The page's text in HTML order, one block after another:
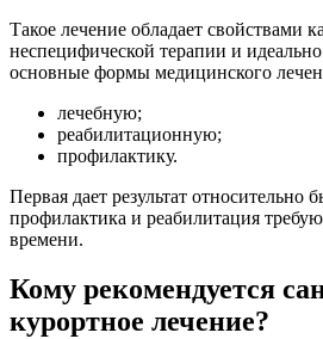
Такое лечение обладает свойствами
неспецифической терапии и идеально
основные формы медицинского
лечебную;
реабилитационную;
профилактику.
Первая дает результат относительно
профилактика и реабилитация
времени.
Кому рекомендуется
курортное лечение?